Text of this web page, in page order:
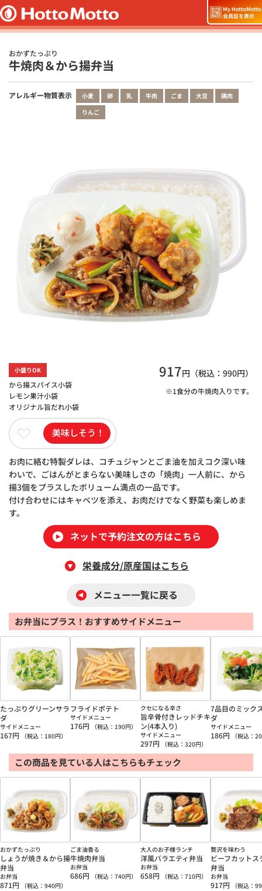
おかずたっぷり
牛焼肉＆から揚弁当
アレルギー物質表示 小麦 卵 乳 牛肉 ごま 大豆
鶏肉
りんご
小盛りOK
から揚スパイス小袋
レモン果汁小袋
オリジナル旨だれ小袋
917円（税込： 990円）
※1食分の牛焼肉入りです。
美味しそう！
お肉に絡む特製ダレは、コチュジャンとごま油を加えコク深い味
わいで、ごはんがとまらない美味しさの「焼肉」一人前に、から
揚3個をプラスしたボリューム満点の一品です。
付け合わせにはキャベツを添え、お肉だけでなく野菜も楽しめま
す。
ネットで予約注文の方はこちら
栄養成分/原産国はこちら
メニュー一覧に戻る
お弁当にプラス！おすすめサイドメニュー
たっぷりグリーンサラ
ダ
サイドメニュー
167円 （税込： 180円）
フライドポテト
サイドメニュー
176円 （税込： 190円）
クセになる辛さ
旨辛骨付きレッドチキ
ン(4本入り)
サイドメニュー
297円 （税込： 320円）
7品目のミック
ダ
サイドメニュー
186円 （税込：
この商品を見ている人はこちらもチェック
おかずたっぷり
しょうが焼き＆から揚
弁当
お弁当
871円 （税込： 940円）
ごま油香る
牛焼肉弁当
お弁当
686円 （税込： 740円）
大人のお子様ランチ
洋風バラエティ弁当
お弁当
658円 （税込： 710円）
贅沢を味わう
ビーフカットス
弁当
お弁当
917円 （税込：